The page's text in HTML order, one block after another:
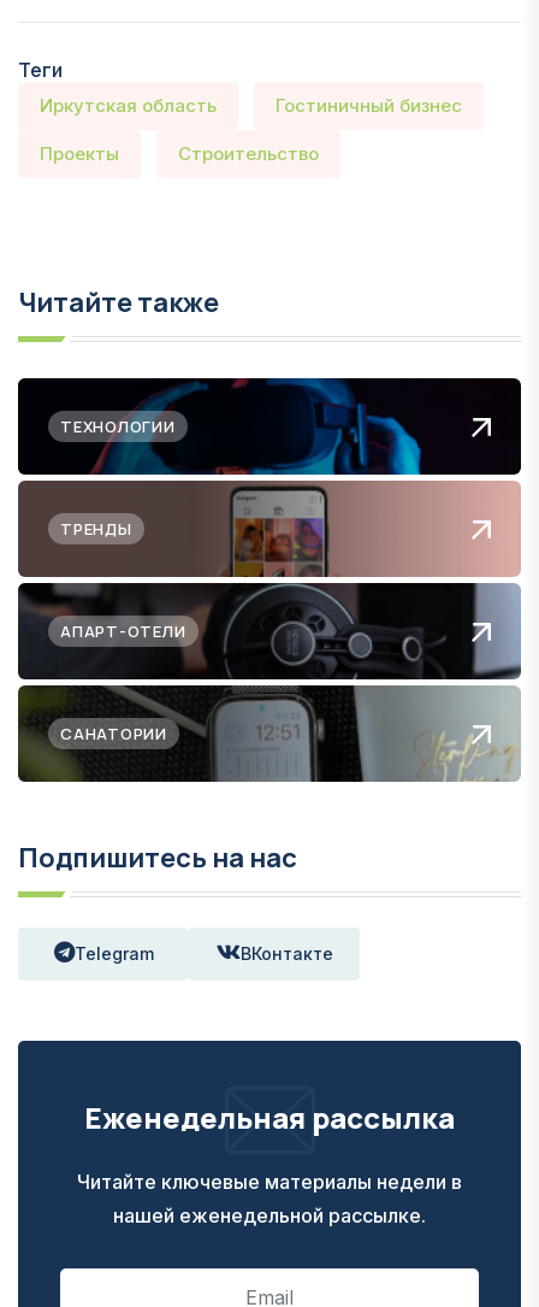
Теги
Иркутская область Гостиничный бизнес
Проекты Строительство
Читайте также
ТЕХНОЛОГИИ
ТРЕНДЫ
АПАРТ-ОТЕЛИ
САНАТОРИИ
Подпишитесь на нас
Telegram ВКонтакте
Еженедельная рассылка
Читайте ключевые материалы недели в
нашей еженедельной рассылке.